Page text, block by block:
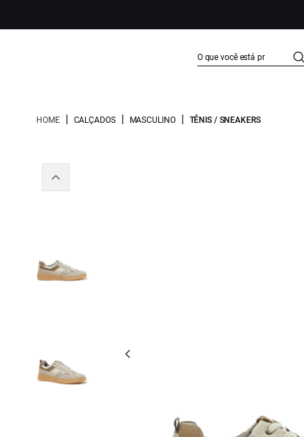
HOME | CALÇADOS | MASCULINO | TÊNIS / SNEAKERS